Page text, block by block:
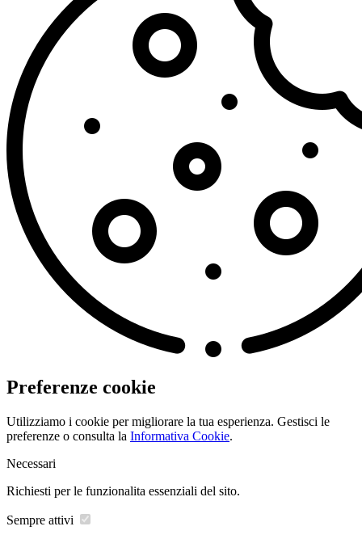
Preferenze cookie
Utilizziamo i cookie per migliorare la tua esperienza. Gestisci le
preferenze o consulta la Informativa Cookie.
Necessari
Richiesti per le funzionalita essenziali del sito.
Sempre attivi